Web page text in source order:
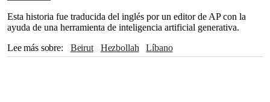
Esta historia fue traducida del inglés por un editor de AP con la
ayuda de una herramienta de inteligencia artificial generativa.
Lee más sobre
Beirut Hezbollah
Líbano